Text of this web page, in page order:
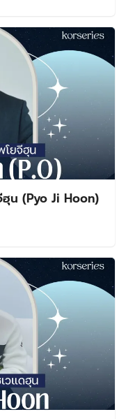
น (Pyo Ji Hoon)